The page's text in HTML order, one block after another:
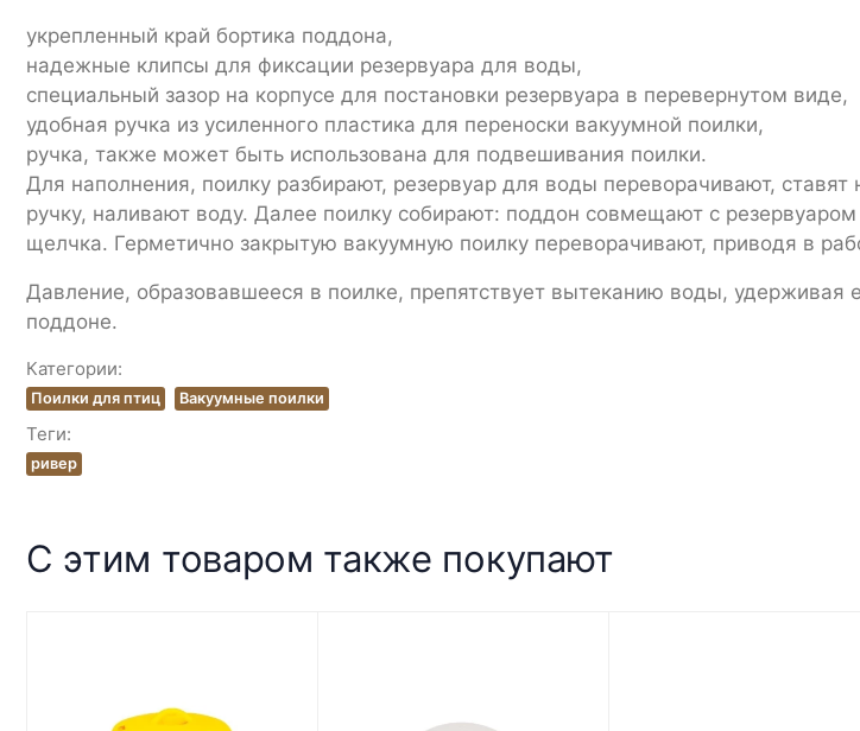
укрепленный край бортика поддона,
надежные клипсы для фиксации резервуара для воды,
специальный зазор на корпусе для постановки резервуара в перевернутом виде,
удобная ручка из усиленного пластика для переноски вакуумной поилки,
ручка, также может быть использована для подвешивания поилки.
Для наполнения, поилку разбирают, резервуар для воды переворачивают, ставят
ручку, наливают воду. Далее поилку собирают: поддон совмещают с
щелчка. Герметично закрытую вакуумную поилку переворачивают, приводя в
Давление, образовавшееся в поилке, препятствует вытеканию воды, удерживая
поддоне.
Категории:
Поилки для птиц Вакуумные поилки
Теги:
ривер
С этим товаром также покупают